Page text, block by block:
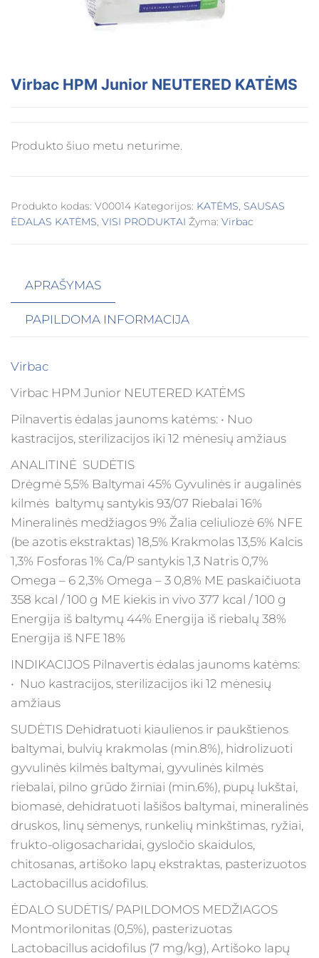
Virbac HPM Junior NEUTERED KATĖMS
Produkto šiuo metu neturime.
Produkto kodas: V00014 Kategorijos: KATĖMS, SAUSAS
ĖDALAS KATĖMS, VISI PRODUKTAI Žyma: Virbac
APRAŠYMAS
PAPILDOMA INFORMACIJA
Virbac
Virbac HPM Junior NEUTERED KATĖMS
Pilnavertis ėdalas jaunoms katėms: • Nuo
kastracijos, sterilizacijos iki 12 mėnesių amžiaus
ANALITINĖ SUDĖTIS
Drėgmė 5,5% Baltymai 45% Gyvulinės ir augalinės
kilmės baltymų santykis 93/07 Riebalai 16%
Mineralinės medžiagos 9% Žalia celiuliozė 6% NFE
(be azotis ekstraktas) 18,5% Krakmolas 13,5% Kalcis
1,3% Fosforas 1% Ca/P santykis 1,3 Natris 0,7%
Omega – 6 2,3% Omega – 3 0,8% ME paskaičiuota
358 kcal / 100 g ME kiekis in vivo 377 kcal / 100 g
Energija iš baltymų 44% Energija iš riebalų 38%
Energija iš NFE 18%
INDIKACIJOS Pilnavertis ėdalas jaunoms katėms:
• Nuo kastracijos, sterilizacijos iki 12 mėnesių
amžiaus
SUDĖTIS Dehidratuoti kiaulienos ir paukštienos
baltymai, bulvių krakmolas (min.8%), hidrolizuoti
gyvulinės kilmės baltymai, gyvulinės kilmės
riebalai, pilno grūdo žirniai (min.6%), pupų lukštai,
biomasė, dehidratuoti lašišos baltymai, mineralinės
druskos, linų sėmenys, runkelių minkštimas, ryžiai,
frukto-oligosacharidai, gysločio skaidulos,
chitosanas, artišoko lapų ekstraktas, pasterizuotos
Lactobacillus acidofilus.
ĖDALO SUDĖTIS/ PAPILDOMOS MEDŽIAGOS
Montmorilonitas (0,5%), pasterizuotas
Lactobacillus acidofilus (7 mg/kg), Artišoko lapų